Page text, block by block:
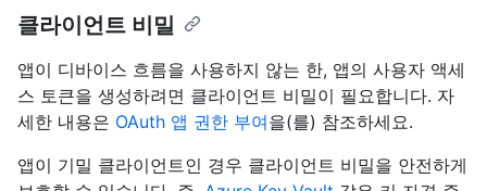
클라이언트 비밀
앱이 디바이스 흐름을 사용하지 않는 한, 앱의 사용자 액세
스 토큰을 생성하려면 클라이언트 비밀이 필요합니다. 자
세한 내용은 OAuth 앱 권한 부여을(를) 참조하세요.
앱이 기밀 클라이언트인 경우 클라이언트 비밀을 안전하게